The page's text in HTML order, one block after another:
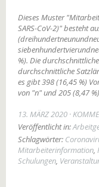
Dieses Muster
SARS-CoV-2)" besteht
%). Die
durchschnittliche
es gibt 398 (16,45 %)
von "n" und 205 (8,47
13. MÄRZ 2020
Veröffentlicht in:
Schlagwörter:
Mitarbeiterinformation,
Schulungen,